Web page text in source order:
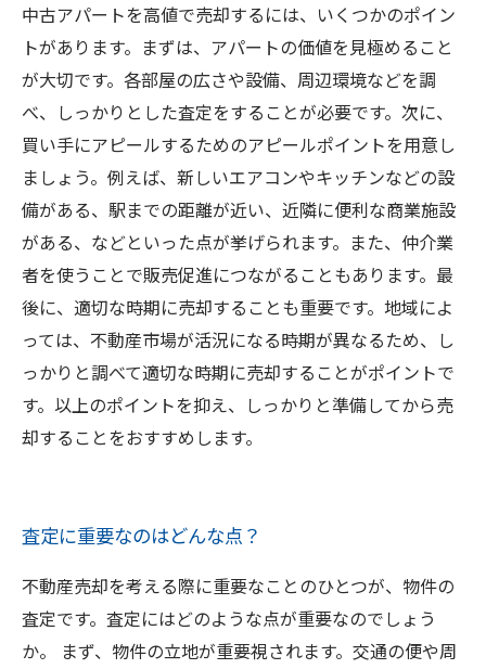
中古アパートを高値で売却するには、いくつかのポイン
トがあります。まずは、アパートの価値を見極めること
が大切です。各部屋の広さや設備、周辺環境などを調
べ、しっかりとした査定をすることが必要です。次に、
買い手にアピールするためのアピールポイントを用意し
ましょう。例えば、新しいエアコンやキッチンなどの設
備がある、駅までの距離が近い、近隣に便利な商業施設
がある、などといった点が挙げられます。また、仲介業
者を使うことで販売促進につながることもあります。最
後に、適切な時期に売却することも重要です。地域によ
っては、不動産市場が活況になる時期が異なるため、し
っかりと調べて適切な時期に売却することがポイントで
す。以上のポイントを抑え、しっかりと準備してから売
却することをおすすめします。
査定に重要なのはどんな点？
不動産売却を考える際に重要なことのひとつが、物件の
査定です。査定にはどのような点が重要なのでしょう
か。 まず、物件の立地が重要視されます。交通の便や周